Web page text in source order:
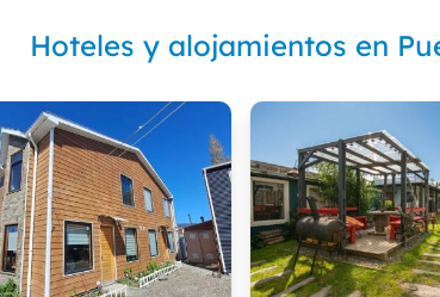
Hoteles y alojamientos en